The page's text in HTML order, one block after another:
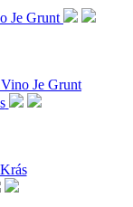
Je Grunt